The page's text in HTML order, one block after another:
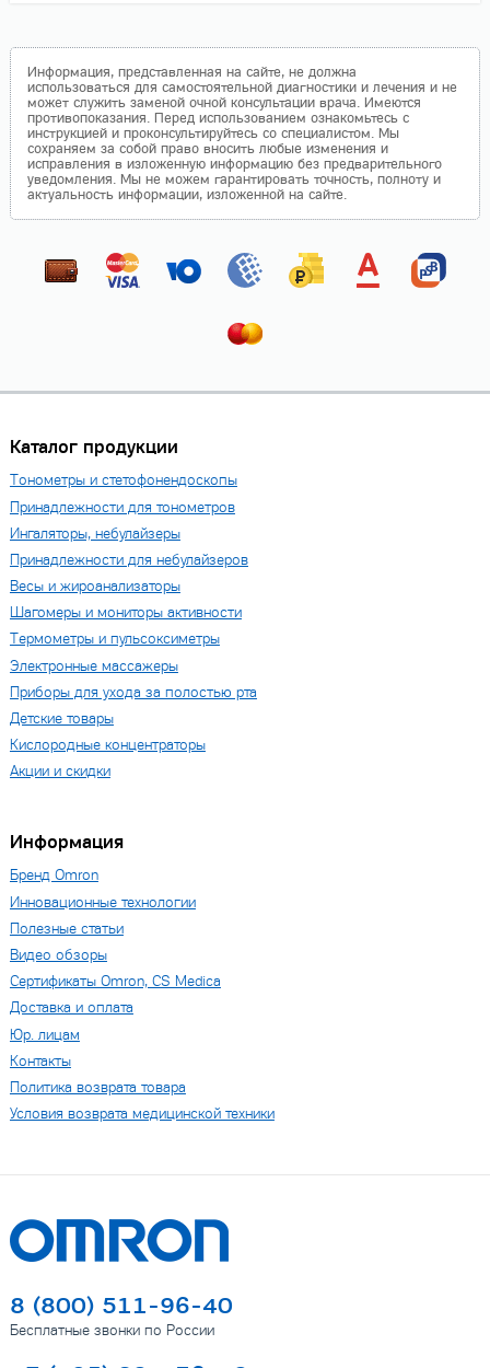
Информация, представленная на сайте, не должна
использоваться для самостоятельной диагностики и лечения и не
может служить заменой очной консультации врача. Имеются
противопоказания. Перед использованием ознакомьтесь с
инструкцией и проконсультируйтесь со специалистом. Мы
сохраняем за собой право вносить любые изменения и
исправления в изложенную информацию без предварительного
уведомления. Мы не можем гарантировать точность, полноту и
актуальность информации, изложенной на сайте.
Каталог продукции
Тонометры и стетофонендоскопы
Принадлежности для тонометров
Ингаляторы, небулайзеры
Принадлежности для небулайзеров
Весы и жироанализаторы
Шагомеры и мониторы активности
Термометры и пульсоксиметры
Электронные массажеры
Приборы для ухода за полостью рта
Детские товары
Кислородные концентраторы
Акции и скидки
Информация
Бренд Omron
Инновационные технологии
Полезные статьи
Видео обзоры
Сертификаты Omron, CS Medica
Доставка и оплата
Юр. лицам
Контакты
Политика возврата товара
Условия возврата медицинской техники
8 (800) 511-96-40
Бесплатные звонки по России